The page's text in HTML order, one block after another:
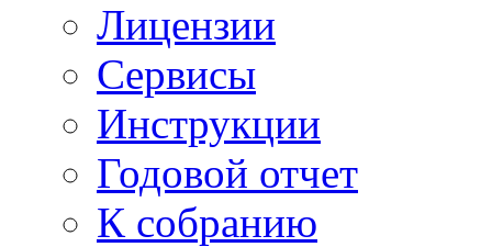
Лицензии
Сервисы
Инструкции
Годовой отчет
К собранию